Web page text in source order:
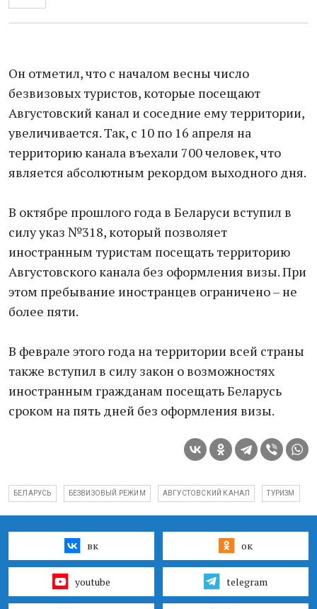
Он отметил, что с началом весны число
безвизовых туристов, которые посещают
Августовский канал и соседние ему территории,
увеличивается. Так, с 10 по 16 апреля на
территорию канала въехали 700 человек, что
является абсолютным рекордом выходного дня.
В октябре прошлого года в Беларуси вступил в
силу указ №318, который позволяет
иностранным туристам посещать территорию
Августовского канала без оформления визы. При
этом пребывание иностранцев ограничено – не
более пяти.
В феврале этого года на территории всей страны
также вступил в силу закон о возможностях
иностранным гражданам посещать Беларусь
сроком на пять дней без оформления визы.
БЕЛАРУСЬ БЕЗВИЗОВЫЙ РЕЖИМ АВГУСТОВСКИЙ КАНАЛ ТУРИЗМ
вк ок
youtube telegram